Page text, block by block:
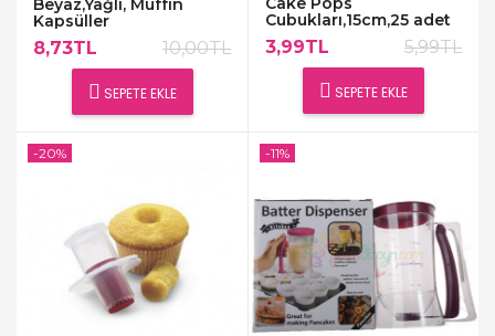
Beyaz,Yağlı, Muffin
Kapsüller
8,73TL 10,00TL
SEPETE EKLE
Cubukları,15cm,25 adet
3,99TL 5,99TL
SEPETE EKLE
-20% -11%